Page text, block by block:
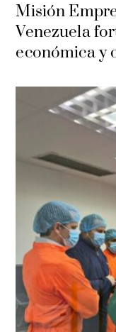
Misión
Venezuela
económica y